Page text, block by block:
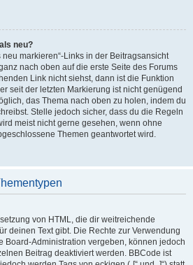
neu?
neu markieren“-Links in der Beitragsansicht
nach oben auf die erste Seite des Forums
Link nicht siehst, dann ist die Funktion
seit der letzten Markierung ist nicht genügend
das Thema nach oben zu holen, indem du
Stelle jedoch sicher, dass du die Regeln
meist nicht gerne gesehen, wenn ohne
Themen geantwortet wird.
von HTML, die dir weitreichende
deinen Text gibt. Die Rechte zur Verwendung
Board-Administration vergeben, können jedoch
Beitrag deaktiviert werden. BBCode ist